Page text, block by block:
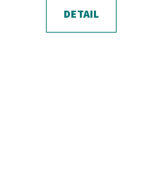
DETAIL